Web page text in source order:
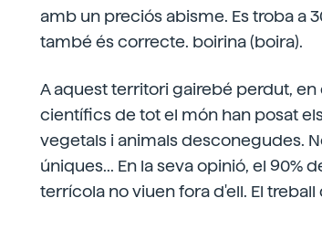
amb un preciós abisme. Es troba a
també és correcte. boirina (boira).
A aquest territori gairebé perdut, en
científics de tot el món han posat
vegetals i animals desconegudes.
úniques... En la seva opinió, el 90%
terrícola no viuen fora d'ell. El